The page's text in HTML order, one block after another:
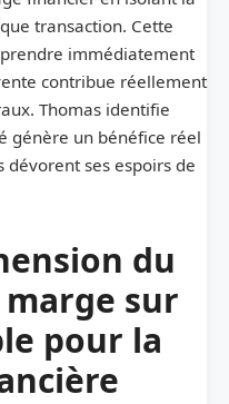
transaction. Cette
immédiatement
contribue réellement
Thomas identifie
génère un bénéfice réel
dévorent ses espoirs de
du
sur
pour la